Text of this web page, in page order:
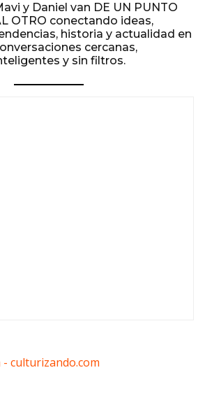
y Daniel van DE UN PUNTO
OTRO conectando ideas,
historia y actualidad en
cercanas,
y sin filtros.
- culturizando.com